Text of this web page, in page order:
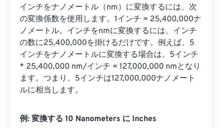
インチをナノメートル（nm）に変換するには、次
の変換係数を使用します。1インチ = 25,400,000ナ
ノメートル。インチをnmに変換するには、インチ
の数に25,400,000を掛けるだけです。例えば、5
インチをナノメートルに変換する場合は、5インチ
* 25,400,000 nm/インチ = 127,000,000 nmとなり
ます。つまり、5インチは127,000,000ナノメート
ルに相当します。
例: 変換する 10 Nanometers に Inches